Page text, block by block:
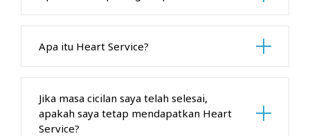
Apa itu Heart Service?
Jika masa cicilan saya telah selesai,
apakah saya tetap mendapatkan Heart
Service?